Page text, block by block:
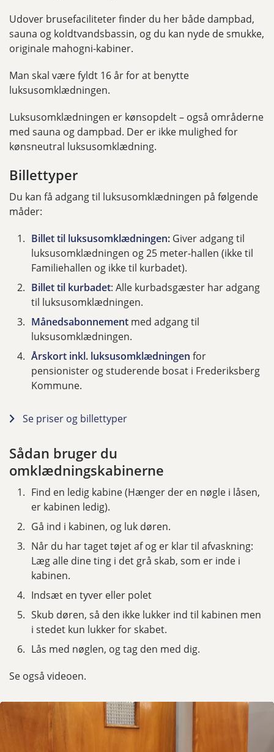
Udover brusefaciliteter finder du her både dampbad,
sauna og koldtvandsbassin, og du kan nyde de smukke,
originale mahogni-kabiner.
Man skal være fyldt 16 år for at benytte
luksusomklædningen.
Luksusomklædningen er kønsopdelt – også områderne
med sauna og dampbad. Der er ikke mulighed for
kønsneutral luksusomklædning.
Billettyper
Du kan få adgang til luksusomklædningen på følgende
måder:
Billet til luksusomklædningen: Giver adgang til
luksusomklædningen og 25 meter-hallen (ikke til
Familiehallen og ikke til kurbadet).
Billet til kurbadet: Alle kurbadsgæster har adgang
til luksusomklædningen.
Månedsabonnement med adgang til
luksusomklædningen.
Årskort inkl. luksusomklædningen for
pensionister og studerende bosat i Frederiksberg
Kommune.
Se priser og billettyper
Sådan bruger du
omklædningskabinerne
Find en ledig kabine (Hænger der en nøgle i låsen,
er kabinen ledig).
Gå ind i kabinen, og luk døren.
Når du har taget tøjet af og er klar til afvaskning:
Læg alle dine ting i det grå skab, som er inde i
kabinen.
Indsæt en tyver eller polet
Skub døren, så den ikke lukker ind til kabinen men
i stedet kun lukker for skabet.
Lås med nøglen, og tag den med dig.
Se også videoen.